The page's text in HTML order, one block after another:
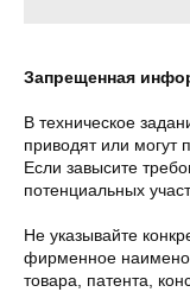
Запрещенная
В техническое
приводят или могут
Если завысите
потенциальных
Не указывайте
фирменное
товара, патента,